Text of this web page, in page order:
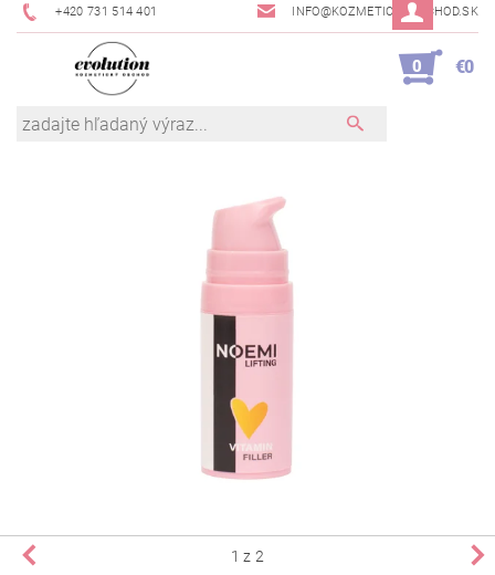
+420 731 514 401 INFO@KOZMETICKYOBCHOD.SK
0 €0
1 z 2